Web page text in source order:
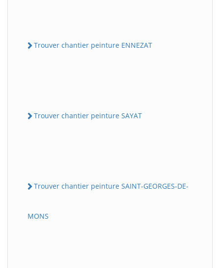
Trouver chantier peinture ENNEZAT
Trouver chantier peinture SAYAT
Trouver chantier peinture SAINT-GEORGES-DE-
MONS